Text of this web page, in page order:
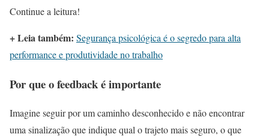
Continue a leitura!
+ Leia também: Segurança psicológica é o segredo para alta
performance e produtividade no trabalho
Por que o feedback é importante
Imagine seguir por um caminho desconhecido e não encontrar
uma sinalização que indique qual o trajeto mais seguro, o que